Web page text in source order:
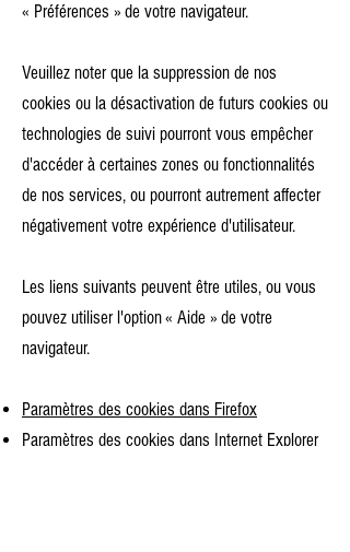
« Préférences » de votre navigateur.
Veuillez noter que la suppression de nos
cookies ou la désactivation de futurs cookies ou
technologies de suivi pourront vous empêcher
d'accéder à certaines zones ou fonctionnalités
de nos services, ou pourront autrement affecter
négativement votre expérience d'utilisateur.
Les liens suivants peuvent être utiles, ou vous
pouvez utiliser l'option« Aide » de votre
navigateur.
Paramètres des cookies dans Firefox
Paramètres des cookies dans Internet Explorer